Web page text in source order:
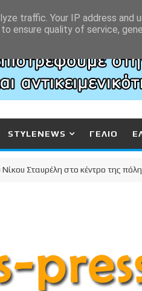
STYLENEWS ΓΕΛΙΟ
στο κέντρο της πόλης!
traffic. Your IP address and
ensure quality of service,